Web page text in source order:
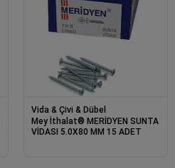
Vida & Çivi & Dübel
Mey İthalat® MERİDYEN SUNTA
VİDASI 5.0X80 MM 15 ADET